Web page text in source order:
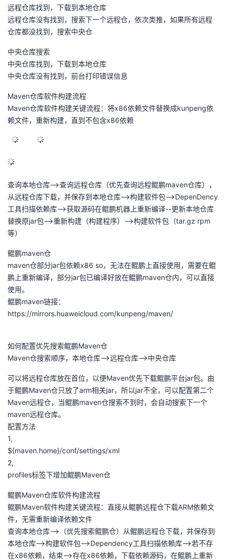
远程仓库找到，下载到本地仓库
远程仓库没有找到，搜索下一个远程仓，依次类推，如果所有远程
仓库都没找到，搜索中央仓
中央仓库搜索
中央仓库找到，下载到本地仓库
中央仓库没有找到，前台打印错误信息
Maven仓库软件构建流程
Maven仓库软件构建关键流程：将x86依赖文件替换成kunpeng依
赖文件，重新构建，直到不包含x86依赖
查询本地仓库-->查询远程仓库（优先查询远程鲲鹏maven仓库），
从远程仓库下载，并保存到本地仓库-->构建软件包-->DepenDency
工具扫描依赖库-->获取源码在鲲鹏机器上重新编译--更新本地仓库
替换原jar包-->重新构建（构建程序）-->构建软件包（tar.gz rpm
等）
鲲鹏maven仓
maven仓部分jar包依赖x86 so，无法在鲲鹏上直接使用，需要在鲲
鹏上重新编译，部分jar包已编译好放在鲲鹏maven仓内，可以直接
使用。
鲲鹏maven链接：
https://mirrors.huaweicloud.com/kunpeng/maven/
如何配置优先搜索鲲鹏Maven仓
Maven仓搜索顺序，本地仓库-->远程仓库-->中央仓库
可以将远程仓库放在首位，以便Maven优先下载鲲鹏平台jar包。由
于鲲鹏Maven仓只放了arm相关jar，所以jar不全，可以配置第二个
Maven远程仓，当鲲鹏maven仓搜索不到时，会自动搜索下一个
maven远程仓库。
配置方法
1,
${maven.home}/conf/settings/xml
2,
profiles标签下增加鲲鹏Maven仓
鲲鹏Maven仓库软件构建流程
鲲鹏Maven软件构建关键流程：直接从鲲鹏远程仓下载ARM依赖文
件，无需重新编译依赖文件
查询本地仓库-->（优先搜索鲲鹏仓）从鲲鹏远程仓下载，并保存到
本地仓库-->构建软件包-->Dependency工具扫描依赖库-->若不存
在x86依赖，结束-->存在x86依赖，下载依赖源码，在鲲鹏上重新